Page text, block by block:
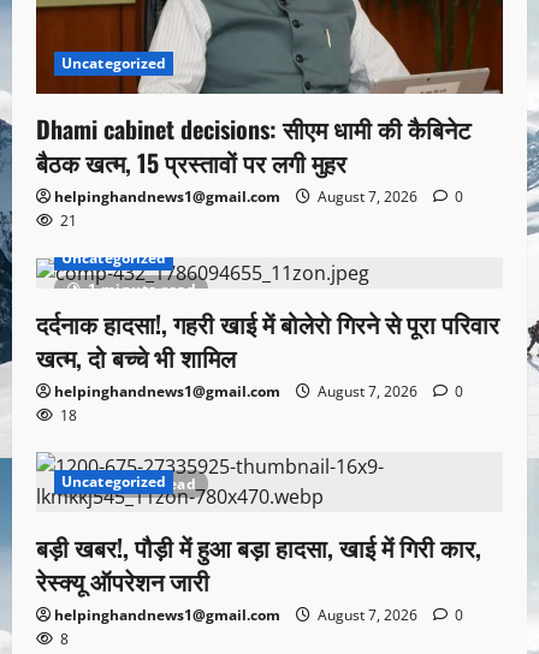
Uncategorized
Dhami cabinet decisions: सीएम धामी की कैबिनेट
बैठक खत्म, 15 प्रस्तावों पर लगी मुहर
helpinghandnews1@gmail.com August 7, 2026
0
21
1 minute read
Uncategorized
दर्दनाक हादसा!, गहरी खाई में बोलेरो गिरने से पूरा परिवार
खत्म, दो बच्चे भी शामिल
helpinghandnews1@gmail.com August 7, 2026
0
18
1 minute read
Uncategorized
बड़ी खबर!, पौड़ी में हुआ बड़ा हादसा, खाई में गिरी कार,
रेस्क्यू ऑपरेशन जारी
helpinghandnews1@gmail.com August 7, 2026
0
8